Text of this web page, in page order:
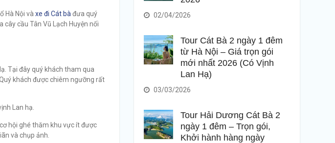
Hà Nội và xe đi Cát bà đưa quý
cây cầu Tân Vũ Lạch Huyện nối
Tại đây quý khách tham qua
khách được chiêm ngưỡng rất
Lan hạ.
hội ghé thăm khu vực ít được
và chụp ảnh.
02/04/2026
Tour Cát Bà 2 ngày 1 đêm
từ Hà Nội – Giá trọn gói
mới nhất 2026 (Có Vịnh
Lan Hạ)
03/03/2026
Tour Hải Dương Cát Bà 2
ngày 1 đêm – Trọn gói,
Khởi hành hàng ngày